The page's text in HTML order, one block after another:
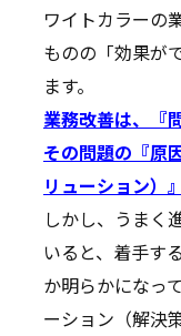
ワイトカラーの
ものの「効果が
ます。
業務改善は、『
その問題の『原
リューション）
しかし、うまく
いると、着手す
か明らかになっ
ーション（解決